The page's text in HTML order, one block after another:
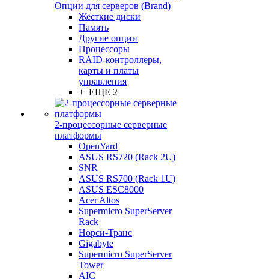
Опции для серверов (Brand)
Жесткие диски
Память
Другие опции
Процессоры
RAID-контроллеры,
карты и платы
управления
+ ЕЩЕ 2
2-процессорные серверные
платформы
OpenYard
ASUS RS720 (Rack 2U)
SNR
ASUS RS700 (Rack 1U)
ASUS ESC8000
Acer Altos
Supermicro SuperServer
Rack
Норси-Транс
Gigabyte
Supermicro SuperServer
Tower
AIC